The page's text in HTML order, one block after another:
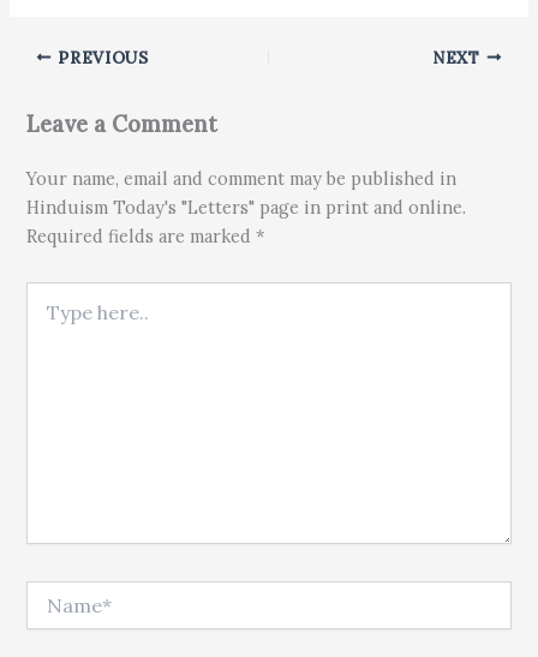
PREVIOUS NEXT
Leave a Comment
Your name, email and comment may be published in
Hinduism Today's "Letters" page in print and online.
Required fields are marked *